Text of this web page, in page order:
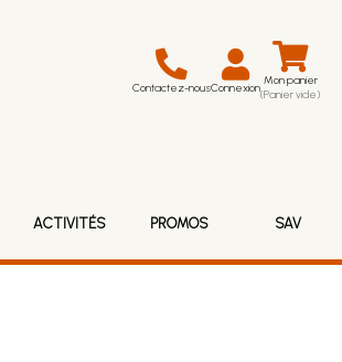
Contactez-nousConnexion Mon panier
(Panier vide)
ACTIVITÉS PROMOS SAV